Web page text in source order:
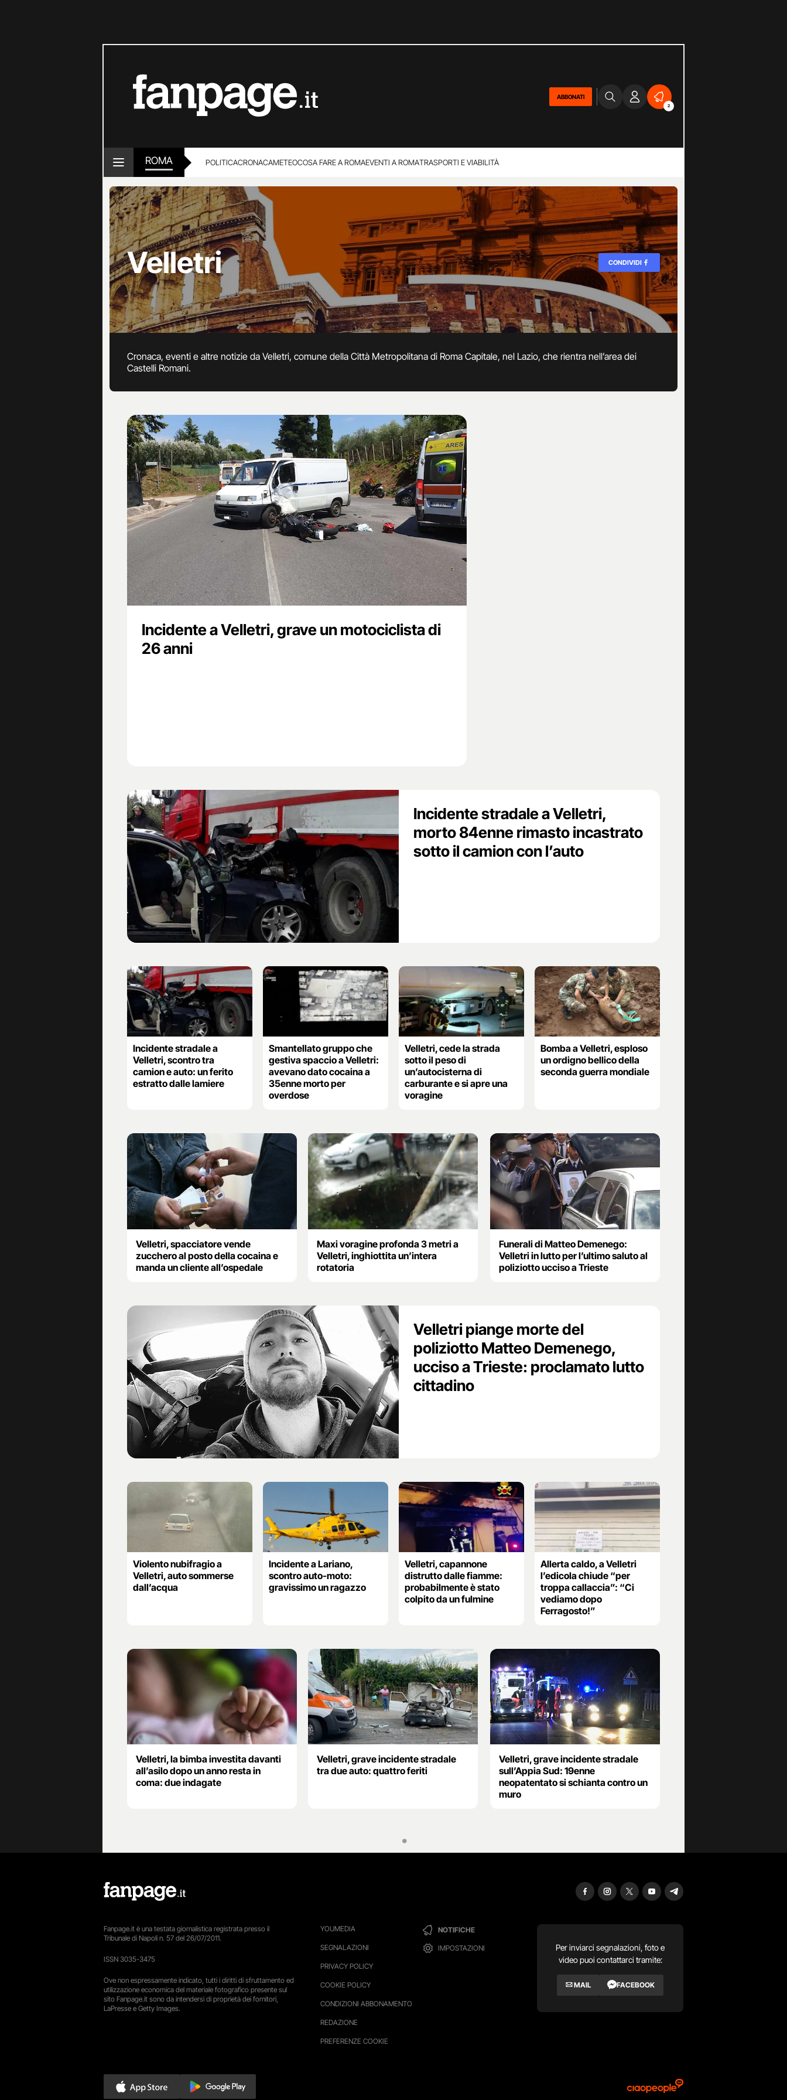
ABBONATI
2
ROMA POLITICACRONACAMETEOCOSA FARE A ROMAEVENTI A ROMATRASPORTI E VIABILITÀ
Velletri CONDIVIDI
Cronaca, eventi e altre notizie da Velletri, comune della Città Metropolitana di Roma Capitale, nel Lazio, che rientra nell’area dei
Castelli Romani.
Incidente a Velletri, grave un motociclista di
26 anni
Incidente stradale a Velletri,
morto 84enne rimasto incastrato
sotto il camion con l’auto
Incidente stradale a
Velletri, scontro tra
camion e auto: un ferito
estratto dalle lamiere
Smantellato gruppo che
gestiva spaccio a Velletri:
avevano dato cocaina a
35enne morto per
overdose
Velletri, cede la strada
sotto il peso di
un’autocisterna di
carburante e si apre una
voragine
Bomba a Velletri, esploso
un ordigno bellico della
seconda guerra mondiale
Velletri, spacciatore vende
zucchero al posto della cocaina e
manda un cliente all’ospedale
Maxi voragine profonda 3 metri a
Velletri, inghiottita un’intera
rotatoria
Funerali di Matteo Demenego:
Velletri in lutto per l’ultimo saluto al
poliziotto ucciso a Trieste
Velletri piange morte del
poliziotto Matteo Demenego,
ucciso a Trieste: proclamato lutto
cittadino
Violento nubifragio a
Velletri, auto sommerse
dall’acqua
Incidente a Lariano,
scontro auto-moto:
gravissimo un ragazzo
Velletri, capannone
distrutto dalle fiamme:
probabilmente è stato
colpito da un fulmine
Allerta caldo, a Velletri
l’edicola chiude “per
troppa callaccia”: “Ci
vediamo dopo
Ferragosto!”
Velletri, la bimba investita davanti
all’asilo dopo un anno resta in
coma: due indagate
Velletri, grave incidente stradale
tra due auto: quattro feriti
Velletri, grave incidente stradale
sull’Appia Sud: 19enne
neopatentato si schianta contro un
muro
YOUMEDIA
SEGNALAZIONI
PRIVACY POLICY
COOKIE POLICY
CONDIZIONI ABBONAMENTO
REDAZIONE
PREFERENZE COOKIE
NOTIFICHE
IMPOSTAZIONI
Per inviarci segnalazioni, foto e
video puoi contattarci tramite:
MAIL FACEBOOK
Fanpage.it è una testata giornalistica registrata presso il
Tribunale di Napoli n. 57 del 26/07/2011.
ISSN 3035-3475
Ove non espressamente indicato, tutti i diritti di sfruttamento ed
utilizzazione economica del materiale fotografico presente sul
sito Fanpage.it sono da intendersi di proprietà dei fornitori,
LaPresse e Getty Images.